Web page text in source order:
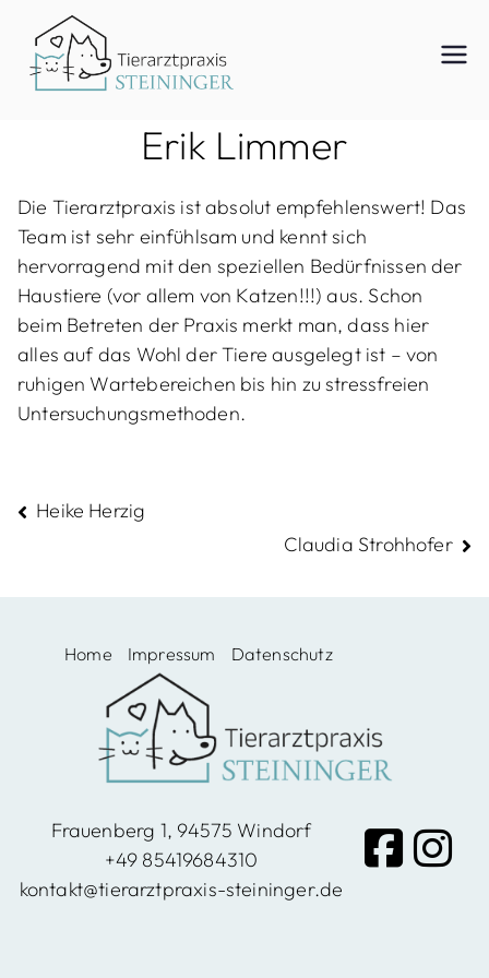
Inhalt
springen
ztpraxi
s
Steinin
Windo
rf,
Vilshof
en
Erik Limmer
Die Tierarztpraxis ist absolut empfehlenswert! Das
Team ist sehr einfühlsam und kennt sich
hervorragend mit den speziellen Bedürfnissen der
Haustiere (vor allem von Katzen!!!) aus. Schon
beim Betreten der Praxis merkt man, dass hier
alles auf das Wohl der Tiere ausgelegt ist – von
ruhigen Wartebereichen bis hin zu stressfreien
Untersuchungsmethoden.
Beitragsnavigation
Heike Herzig
Claudia Strohhofer
Home Impressum Datenschutz
Frauenberg 1, 94575 Windorf
+49 85419684310
kontakt@tierarztpraxis-steininger.de